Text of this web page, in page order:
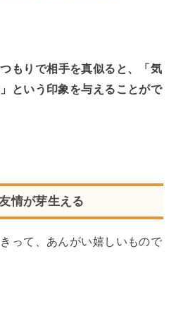
もりで相手を真似ると、
「気
という印象を与えることがで
情が芽生える
って、あんがい嬉しいもので